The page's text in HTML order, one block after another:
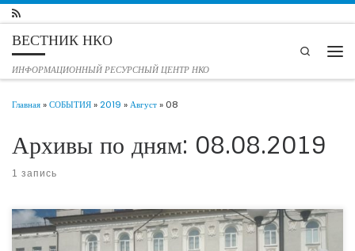
Перейти к содержимому
ВЕСТНИК НКО
ИНФОРМАЦИОННЫЙ РЕСУРСНЫЙ ЦЕНТР НКО
Search
Главная»СОБЫТИЯ»2019 »Август» 08
Архивы по дням: 08.08.2019
1 запись